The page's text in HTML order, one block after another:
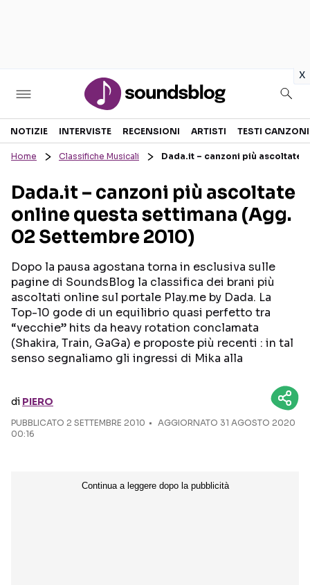
x
Sezioni
RECENSIONI MUSICALI
INTERVISTE
GOSSIP E CURIOSITÀ
TESTI CANZONI
TOUR ED EVENTI
TALENT SHOW
Seguici sui social
NOTIZIE INTERVISTE RECENSIONI ARTISTI TESTI CANZONI
Home Classifiche Musicali Dada.it – canzoni più ascoltate
Dada.it – canzoni più ascoltate
online questa settimana (Agg.
02 Settembre 2010)
Dopo la pausa agostana torna in esclusiva sulle
pagine di SoundsBlog la classifica dei brani più
ascoltati online sul portale Play.me by Dada. La
Top-10 gode di un equilibrio quasi perfetto tra
“vecchie” hits da heavy rotation conclamata
(Shakira, Train, GaGa) e proposte più recenti : in tal
senso segnaliamo gli ingressi di Mika alla
di PIERO
PUBBLICATO 2 SETTEMBRE 2010
AGGIORNATO 31 AGOSTO 2020
00:16